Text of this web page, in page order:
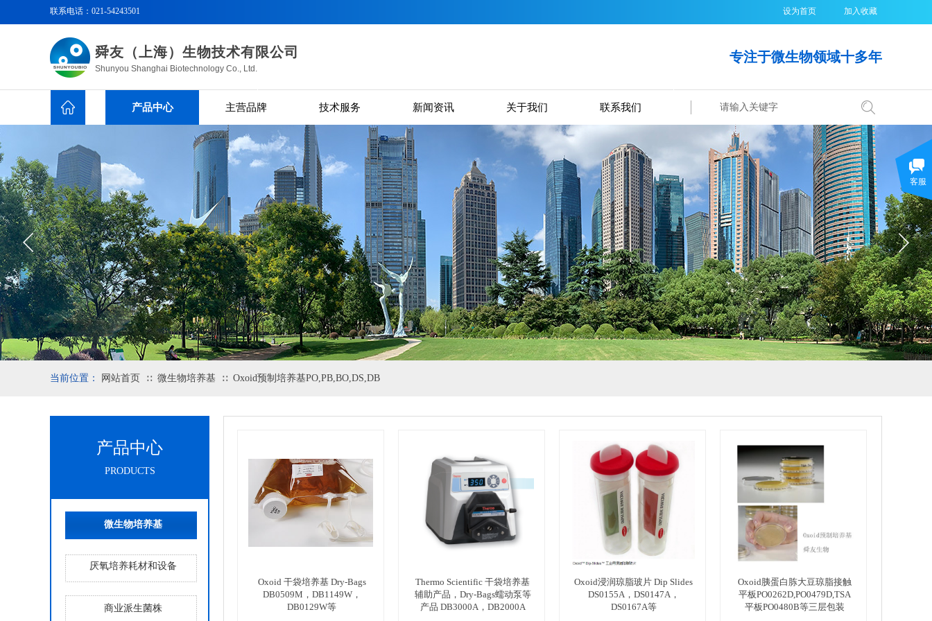
设为首页 加入收藏
联系电话： 021-54243501
舜友（上海）生物技术有限公司
Shunyou Shanghai Biotechnology Co., Ltd.
专注于微生物领域十多年
产品中心 主营品牌 技术服务 新闻资讯 关于我们 联系我们 搜索
当前位置： 网站首页 ∷ 微生物培养基 ∷ Oxoid预制培养基PO,PB,BO,DS,DB
Oxoid 干袋培养基 Dry-Bags
DB0509M，DB1149W，
DB0129W等
Thermo Scientific 干袋培养基
辅助产品，Dry-Bags蠕动泵等
产品 DB3000A，DB2000A
Oxoid浸润琼脂玻片 Dip Slides
DS0155A，DS0147A，
DS0167A等
Oxoid胰蛋白胨大豆琼脂接触
平板PO0262D,PO0479D,TSA
平板PO0480B等三层包装
产品中心
PRODUCTS
微生物培养基
厌氧培养耗材和设备
商业派生菌株
客服